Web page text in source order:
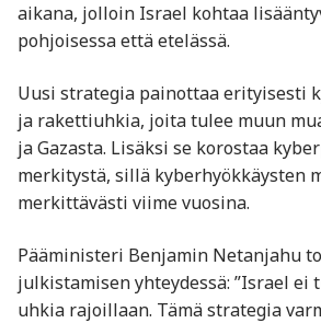
aikana, jolloin Israel kohtaa
pohjoisessa että etelässä.
Uusi strategia painottaa erityisesti
ja rakettiuhkia, joita tulee muun
ja Gazasta. Lisäksi se korostaa
merkitystä, sillä kyberhyökkäysten
merkittävästi viime vuosina.
Pääministeri Benjamin Netanjahu
julkistamisen yhteydessä: ”Israel ei
uhkia rajoillaan. Tämä strategia